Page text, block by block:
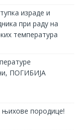
израде и
при раду на
температура
ПОГИБИЈА
њихове породице!